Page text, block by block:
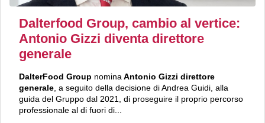
Dalterfood Group, cambio al vertice:
Antonio Gizzi diventa direttore
generale
DalterFood Group nomina Antonio Gizzi direttore
generale , a seguito della decisione di Andrea Guidi, alla
guida del Gruppo dal 2021, di proseguire il proprio percorso
professionale al di fuori di...